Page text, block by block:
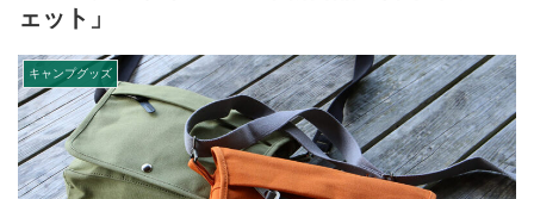
ェット」
キャンプグッズ